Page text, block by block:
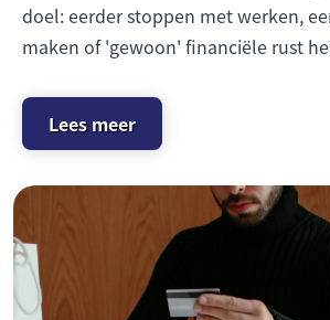
doel: eerder stoppen met werken,
maken of 'gewoon' financiële rust
Lees meer